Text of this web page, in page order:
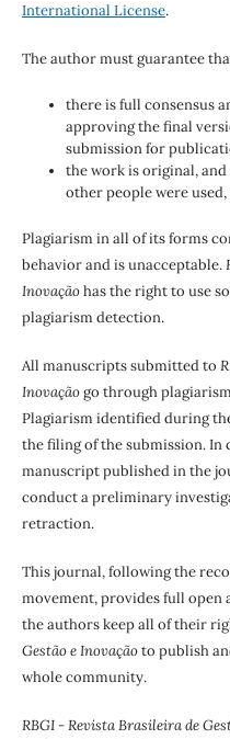
International License.
The author must guarantee
there is full consensus
approving the final
submission for
the work is original,
other people were
Plagiarism in all of its forms
behavior and is unacceptable.
Inovaçãohas the right to use
plagiarism detection.
All manuscripts submitted to
Inovaçãogo through
Plagiarism identified during
the filing of the submission. In
manuscript published in the
conduct a preliminary
retraction.
This journal, following the
movement, provides full open
the authors keep all of their
Gestão e Inovaçãoto publish
whole community.
RBGI - Revista Brasileira de